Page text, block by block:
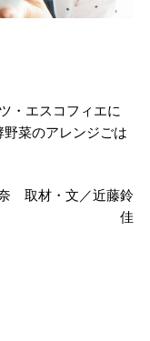
・エスコフィエに
菜のアレンジごは
取材・文／近藤鈴
佳